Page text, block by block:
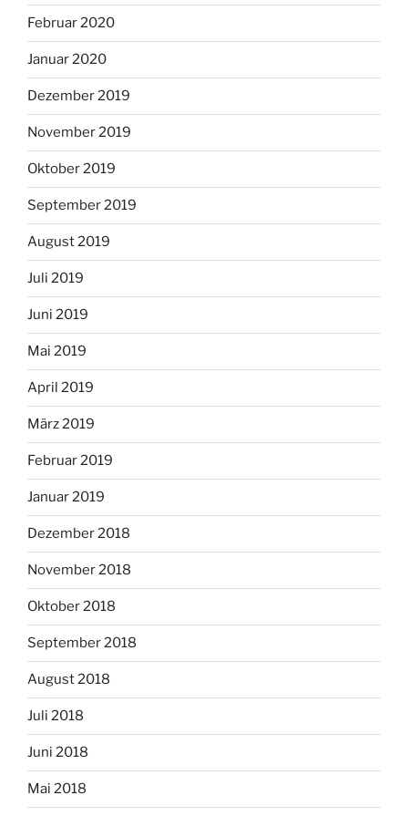
Februar 2020
Januar 2020
Dezember 2019
November 2019
Oktober 2019
September 2019
August 2019
Juli 2019
Juni 2019
Mai 2019
April 2019
März 2019
Februar 2019
Januar 2019
Dezember 2018
November 2018
Oktober 2018
September 2018
August 2018
Juli 2018
Juni 2018
Mai 2018